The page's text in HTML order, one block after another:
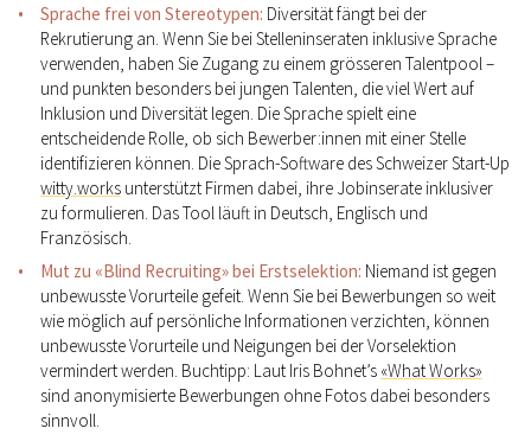
Sprache frei von Stereotypen: Diversität fängt bei der
Rekrutierung an. Wenn Sie bei Stelleninseraten inklusive Sprache
verwenden, haben Sie Zugang zu einem grösseren Talentpool –
und punkten besonders bei jungen Talenten, die viel Wert auf
Inklusion und Diversität legen. Die Sprache spielt eine
entscheidende Rolle, ob sich Bewerber:innen mit einer Stelle
identifizieren können. Die Sprach-Software des Schweizer Start-Up
witty.worksunterstützt Firmen dabei, ihre Jobinserate inklusiver
zu formulieren. Das Tool läuft in Deutsch, Englisch und
Französisch.
Mut zu «Blind Recruiting» bei Erstselektion: Niemand ist gegen
unbewusste Vorurteile gefeit. Wenn Sie bei Bewerbungen so weit
wie möglich auf persönliche Informationen verzichten, können
unbewusste Vorurteile und Neigungen bei der Vorselektion
vermindert werden. Buchtipp: Laut Iris Bohnet’s «What Works»
sind anonymisierte Bewerbungen ohne Fotos dabei besonders
sinnvoll.